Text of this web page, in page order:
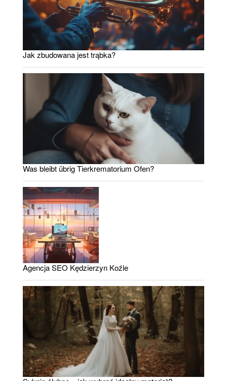
Jak zbudowana jest trąbka?
Was bleibt übrig Tierkrematorium Ofen?
Agencja SEO Kędzierzyn Koźle